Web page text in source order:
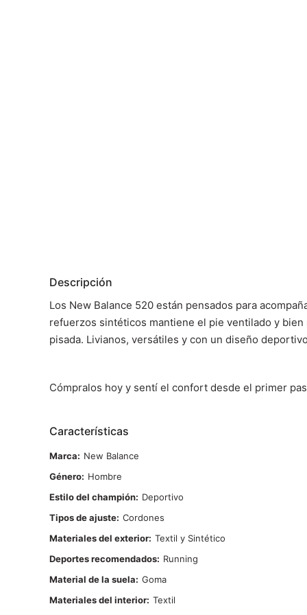
Descripción
Los New Balance 520 están pensados para
refuerzos sintéticos mantiene el pie ventilado y
pisada. Livianos, versátiles y con un diseño
Cómpralos hoy y sentí el confort desde el primer
Características
Marca
New Balance
Género
Hombre
Estilo del champión
Deportivo
Tipos de ajuste Cordones
Materiales del exterior Textil y Sintético
Deportes recomendados
Running
Material de la suela
Goma
Materiales del interior Textil